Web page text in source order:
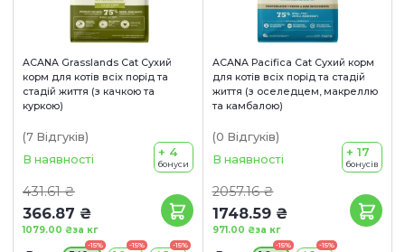
ACANA Grasslands Cat Сухий
корм для котів всіх порід та
стадій життя (з качкою та
куркою)
(7 Відгуків)
В наявності
431.61 ₴
366.87 ₴
за кг
1079.00 ₴
+ 4
бонуси
-15% -15% -15%
ACANA Pacifica Cat Сухий корм
для котів всіх порід та стадій
життя (з оселедцем, макреллю
та камбалою)
(0 Відгуків)
В наявності
2057.16 ₴
1748.59 ₴
за кг
971.00 ₴
+ 17
бонусів
-15% -15%